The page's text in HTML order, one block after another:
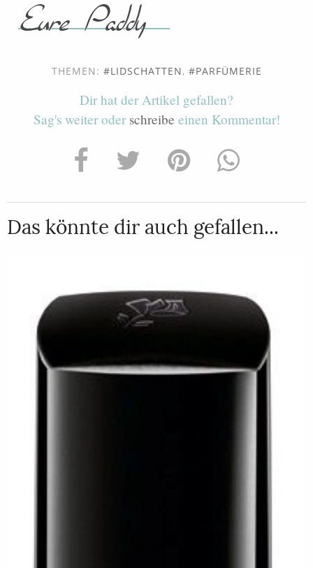
THEMEN: LIDSCHATTEN, PARFÜMERIE
Dir hat der Artikel gefallen?
Sag's weiter oder schreibe einen Kommentar!
Das könnte dir auch gefallen...